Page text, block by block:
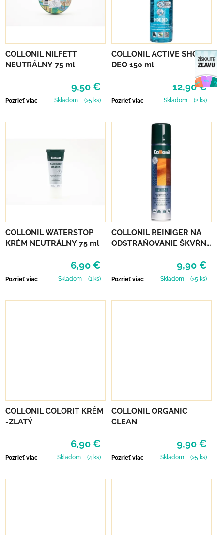
COLLONIL NILFETT
NEUTRÁLNY 75 ml
9,50 €
Pozrieť viac Skladom (>5 ks)
COLLONIL ACTIVE SHOE
DEO 150 ml
12,90 €
Pozrieť viac Skladom (2 ks)
COLLONIL WATERSTOP
KRÉM NEUTRÁLNY 75 ml
6,90 €
Pozrieť viac Skladom (1 ks)
COLLONIL REINIGER NA
ODSTRAŇOVANIE ŠKVŔN
9,90 €
Pozrieť viac Skladom (>5 ks)
COLLONIL COLORIT KRÉM
-ZLATÝ
6,90 €
Pozrieť viac Skladom (4 ks)
COLLONIL ORGANIC
CLEAN
9,90 €
Pozrieť viac Skladom (>5 ks)